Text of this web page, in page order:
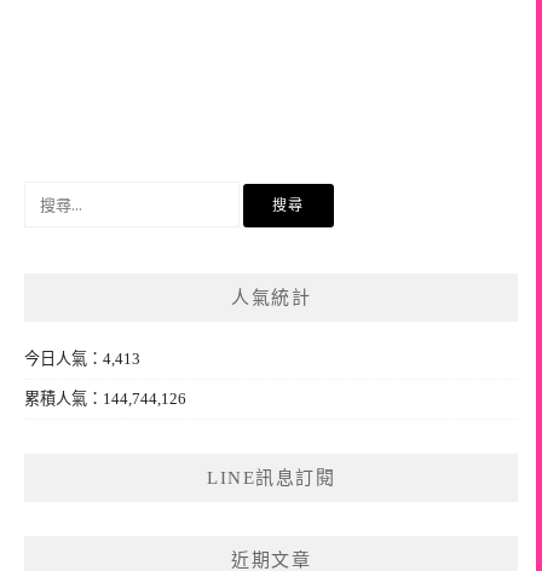
人氣統計
今日人氣：4,413
累積人氣：144,744,126
LINE訊息訂閱
近期文章